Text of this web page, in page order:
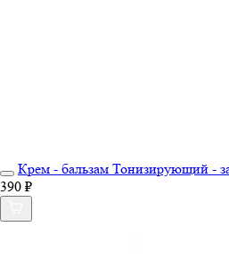
Крем - бальзам Тонизирующий -
390 ₽